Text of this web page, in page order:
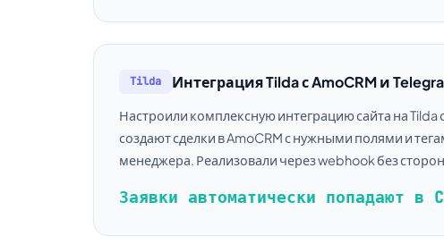
Tilda Интеграция Tilda с AmoCRM и
Настроили комплексную интеграцию сайта на Tilda
создают сделки в AmoCRM с нужными полями и
менеджера. Реализовали через webhook без
Заявки автоматически попадают в